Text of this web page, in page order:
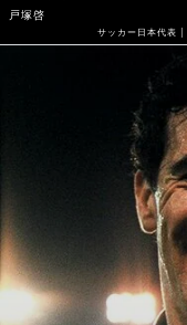
戸塚啓
サッカー日本代表